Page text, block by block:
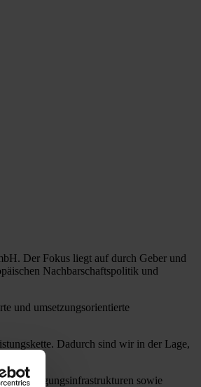
Der Fokus liegt auf durch Geber und
Nachbarschaftspolitik und
und umsetzungsorientierte
Dadurch sind wir in der Lage,
Versorgungsinfrastrukturen sowie